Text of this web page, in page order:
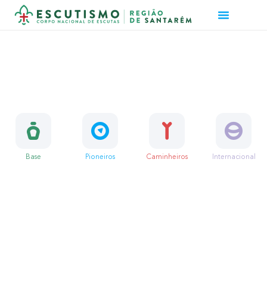
Base Pioneiros Caminheiros Internacional